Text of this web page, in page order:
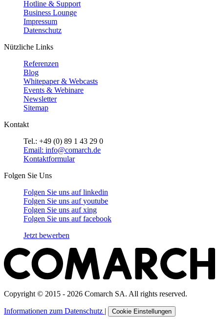
Hotline & Support
Business Lounge
Impressum
Datenschutz
Nützliche Links
Referenzen
Blog
Whitepaper & Webcasts
Events & Webinare
Newsletter
Sitemap
Kontakt
Tel.: +49 (0) 89 1 43 29 0
Email: info@comarch.de
Kontaktformular
Folgen Sie Uns
Folgen Sie uns auflinkedin
Folgen Sie uns aufyoutube
Folgen Sie uns aufxing
Folgen Sie uns auffacebook
Jetzt bewerben
Copyright © 2015 - 2026 Comarch SA. All rights reserved.
Informationen zum Datenschutz | Cookie Einstellungen